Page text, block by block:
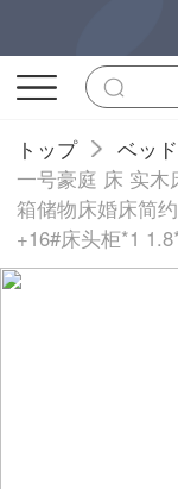
トップ
ベッド
一号豪庭 床 实木
箱储物床婚床简
+16#床头柜*1